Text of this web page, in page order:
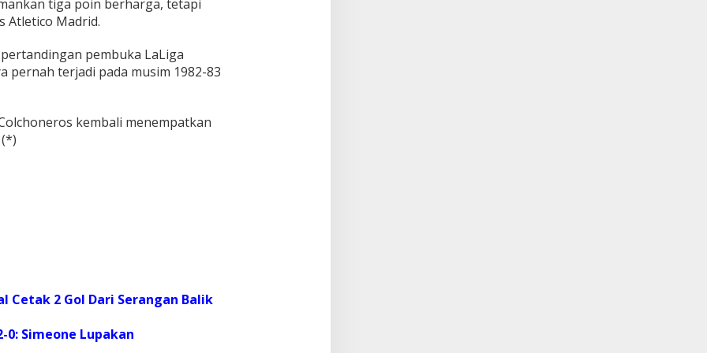
tiga poin berharga, tetapi
Atletico Madrid.
pembuka LaLiga
pernah terjadi pada musim 1982-83
kembali menempatkan
Cetak 2 Gol Dari Serangan Balik
Simeone Lupakan